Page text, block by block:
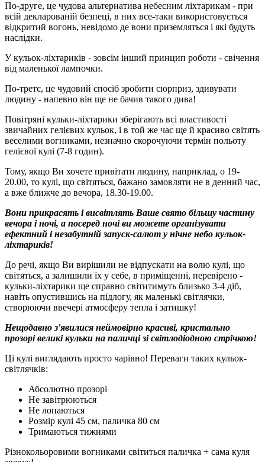
По-друге, це чудова альтернатива небесним ліхтарикам - при
всій декларованій безпеці, в них все-таки використовується
відкритий вогонь, невідомо де вони приземляться і які будуть
наслідки.
У кульок-ліхтариків - зовсім інший принцип роботи - свічення
від маленької лампочки.
По-третє, це чудовий спосіб зробити сюрприз, здивувати
людину - напевно він ще не бачив такого дива!
Повітряні кульки-ліхтарики зберігають всі властивості
звичайних гелієвих кульок, і в той же час ще й красиво світять
веселими вогниками, незначно скорочуючи термін польоту
гелієвої кулі (7-8 годин).
Тому, якщо Ви хочете привітати людину, наприклад, о 19-
20.00, то кулі, що світяться, бажано замовляти не в денний час,
а вже ближче до вечора, 18.30-19.00.
Вони прикрасять і висвітлять Ваше свято більшу частину
вечора і ночі, а посеред ночі ви можете організувати
ефектний і незабутній запуск-салют у нічне небо кульок-
ліхтариків!
До речі, якщо Ви вирішили не відпускати на волю кулі, що
світяться, а залишили їх у себе, в приміщенні, перевірено -
кульки-ліхтарики ще справно світитимуть близько 3-4 діб,
навіть опустившись на підлогу, як маленькі світлячки,
створюючи ввечері атмосферу тепла і затишку!
Нещодавно з'явилися неймовірно красиві, кристально
прозорі великі кульки на паличці зі світлодіодною стрічкою!
Ці кулі виглядають просто чарівно! Переваги таких кульок-
світлячків:
Абсолютно прозорі
Не завітрюються
Не лопаються
Розмір кулі 45 см, паличка 80 см
Тримаються тижнями
Різнокольоровими вогниками світиться паличка + сама куля